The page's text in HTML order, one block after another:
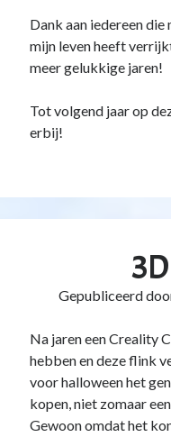
Dank aan iedereen
mijn leven heeft
meer gelukkige jaren!
Tot volgend jaar op
erbij!
Gepubliceerd
Na jaren een Creality
hebben en deze flink
voor halloween het
kopen, niet zomaar
Gewoon omdat het